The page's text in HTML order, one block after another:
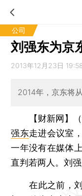
公司
刘强东为京
2013年12月23日
2014年，京东将
【财新网】
强东走进会议室
一年没有在媒体
直判若两人。刘
在此之前，刘